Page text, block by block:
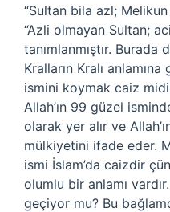
“Sultan bila azl;
“Azli olmayan Sultan;
tanımlanmıştır.
Kralların Kralı
ismini koymak caiz
Allah’ın 99 güzel
olarak yer alır ve
mülkiyetini ifade eder.
ismi İslam’da caizdir
olumlu bir anlamı
geçiyor mu? Bu